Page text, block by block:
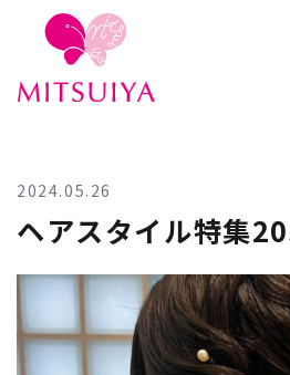
content
2024.05.26
ヘアスタイル特集